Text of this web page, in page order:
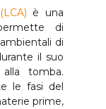
(LCA) è una
di
di
il suo
tomba.
le fasi del
prime,